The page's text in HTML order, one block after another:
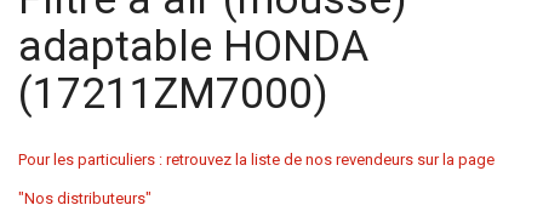
adaptable HONDA
(17211ZM7000)
Pour les particuliers : retrouvez la liste de nos revendeurs sur la page
"Nos distributeurs"